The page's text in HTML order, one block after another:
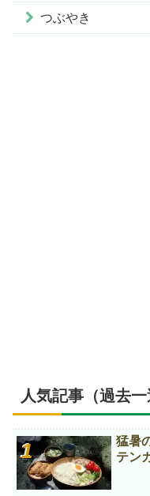
つぶやき
人気記事（過去一
猛暑
テン